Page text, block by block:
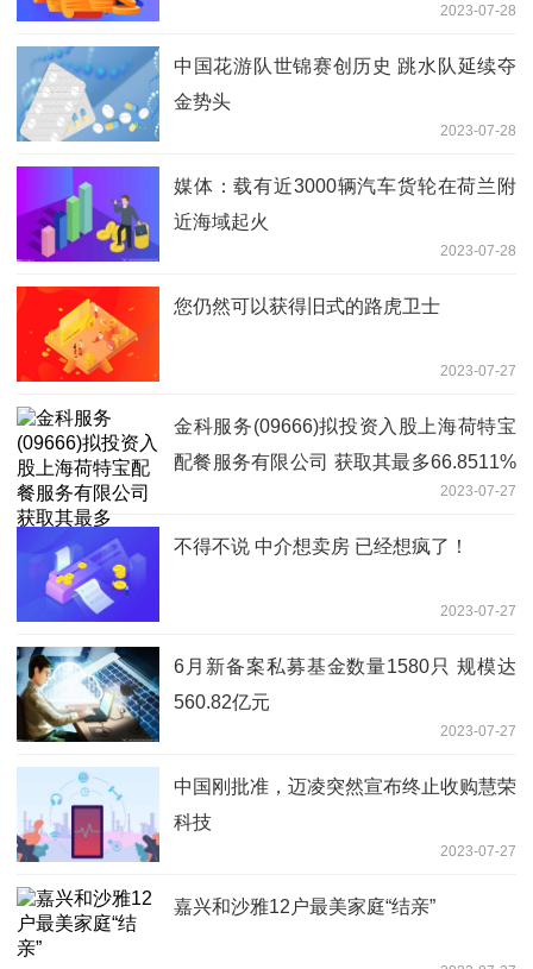
2023-07-28
中国花游队世锦赛创历史 跳水队延续夺
金势头
2023-07-28
媒体：载有近3000辆汽车货轮在荷兰附
近海域起火
2023-07-28
您仍然可以获得旧式的路虎卫士
2023-07-27
金科服务(09666)拟投资入股上海荷特宝
配餐服务有限公司 获取其最多66.8511%
2023-07-27
不得不说 中介想卖房 已经想疯了！
2023-07-27
6月新备案私募基金数量1580只 规模达
560.82亿元
2023-07-27
中国刚批准，迈凌突然宣布终止收购慧荣
科技
2023-07-27
嘉兴和沙雅12户最美家庭“结亲”